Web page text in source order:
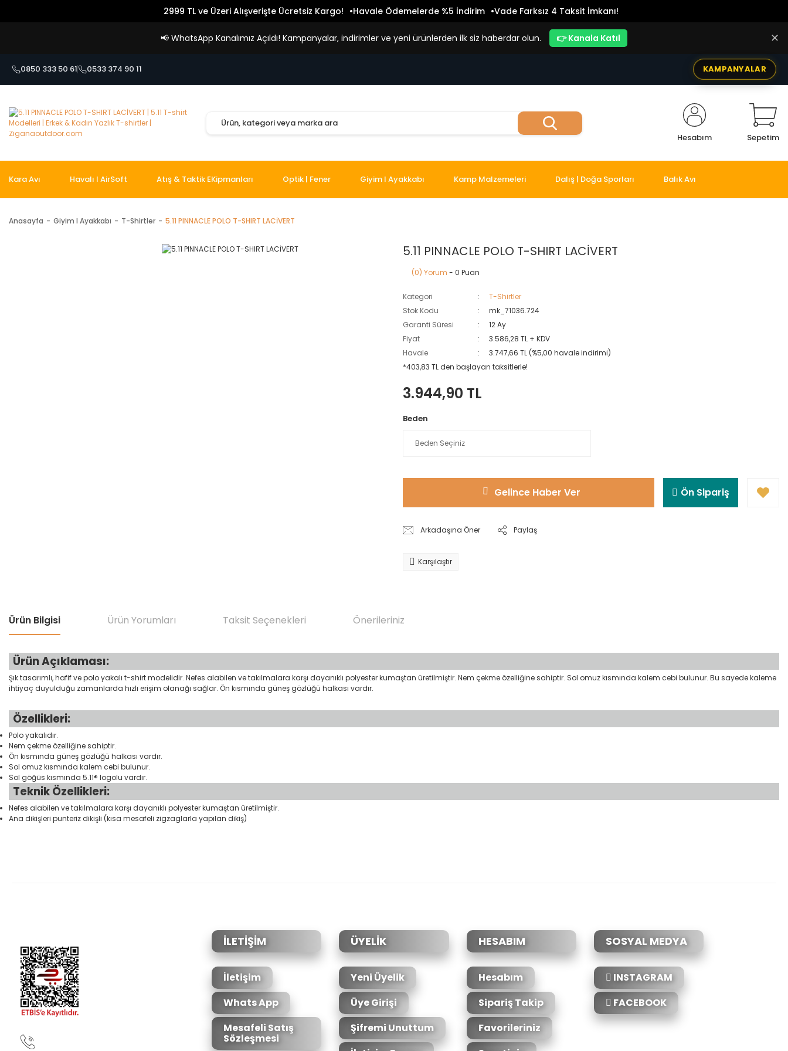
2999 TL ve Üzeri Alışverişte Ücretsiz Kargo! Havale Ödemelerde %5 İndirim Vade Farksız 4 Taksit İmkanı!
📢 WhatsApp Kanalımız Açıldı! Kampanyalar, indirimler ve yeni ürünlerden ilk siz haberdar olun. 👉 Kanala Katıl ✕
0850 333 50 61 0533 374 90 11 KAMPANYALAR
Hesabım Sepetim
Kara Avı Havalı I AirSoft Atış & Taktik EKipmanları Optik | Fener Giyim I Ayakkabı Kamp Malzemeleri Dalış | Doğa Sporları Balık Avı
Anasayfa Giyim I Ayakkabı T-Shirtler 5.11 PINNACLE POLO T-SHIRT LACİVERT
5.11 PINNACLE POLO T-SHIRT LACİVERT
(0) Yorum - 0 Puan
Kategori
T-Shirtler
Stok Kodu
mk_71036.724
Garanti Süresi
12 Ay
Fiyat
3.586,28 TL + KDV
Havale
3.747,66 TL (%5,00 havale indirimi)
*403,83 TL den başlayan taksitlerle!
3.944,90 TL
Beden
Gelince Haber Ver Ön Sipariş
Arkadaşına Öner Paylaş
Karşılaştır
Ürün Bilgisi Ürün Yorumları Taksit Seçenekleri Önerileriniz
Ürün Açıklaması:
Şık tasarımlı, hafif ve polo yakalı t-shirt modelidir. Nefes alabilen ve takılmalara karşı dayanıklı polyester kumaştan üretilmiştir. Nem çekme özelliğine sahiptir. Sol omuz kısmında kalem cebi bulunur. Bu sayede kaleme
ihtiyaç duyulduğu zamanlarda hızlı erişim olanağı sağlar. Ön kısmında güneş gözlüğü halkası vardır.
Özellikleri:
Polo yakalıdır.
Nem çekme özelliğine sahiptir.
Ön kısmında güneş gözlüğü halkası vardır.
Sol omuz kısmında kalem cebi bulunur.
Sol göğüs kısmında 5.11® logolu vardır.
Teknik Özellikleri:
Nefes alabilen ve takılmalara karşı dayanıklı polyester kumaştan üretilmiştir.
Ana dikişleri punteriz dikişli (kısa mesafeli zigzaglarla yapılan dikiş)
Ürün fiyatı diğer sitelerden daha pahalı.
Bu ürüne benzer farklı alternatifler olmalı.
İLETİŞİM
İletişim
Whats App
Mesafeli Satış
Sözleşmesi
ÜYELİK
Yeni Üyelik
Üye Girişi
Şifremi Unuttum
HESABIM
Hesabım
Sipariş Takip
Favorileriniz
SOSYAL MEDYA
INSTAGRAM
FACEBOOK